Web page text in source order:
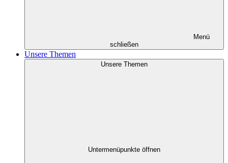
Menü
schließen
Unsere Themen
Unsere Themen
Untermenüpunkte öffnen